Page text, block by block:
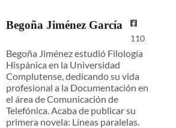
Begoña Jiménez García
110
Begoña Jiménez estudió Filología
Hispánica en la Universidad
Complutense, dedicando su vida
profesional a la Documentación en
el área de Comunicación de
Telefónica. Acaba de publicar su
primera novela: Líneas paralelas.